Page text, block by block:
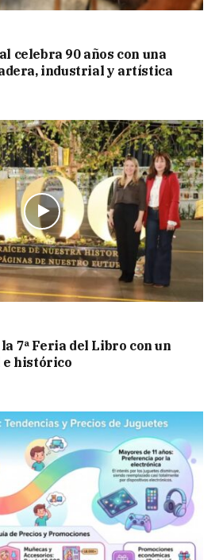
celebra 90 años con una
industrial y artística
7ª Feria del Libro con un
e histórico